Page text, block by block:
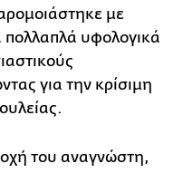
με
πολλαπλά υφολογικά
για την κρίσιμη
του αναγνώστη,